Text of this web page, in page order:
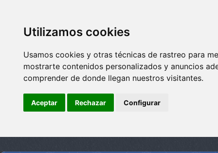
Utilizamos cookies
Usamos cookies y otras técnicas de rastreo para
mostrarte contenidos personalizados y anuncios
comprender de donde llegan nuestros visitantes.
Aceptar Rechazar Configurar